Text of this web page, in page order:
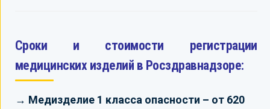
Сроки и стоимости регистрации
медицинских изделий в Росздравнадзоре:
→ Медизделие 1 класса опасности – от 620